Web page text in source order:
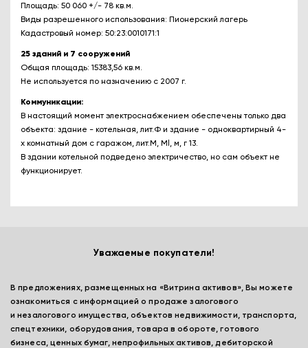
Площадь: 50 060 +/- 78 кв.м.
Виды разрешенного использования: Пионерский лагерь
Кадастровый номер: 50:23:0010171:1
25 зданий и 7 сооружений
Общая площадь: 15383,56 кв.м.
Не используется по назначению с 2007 г.
Коммуникации:
В настоящий момент электроснабжением обеспечены только два
объекта: здание - котельная, лит.Ф и здание - одноквартирный 4-
х комнатный дом с гаражом, лит.М, Ml, м, г 13.
В здании котельной подведено электричество, но сам объект не
функционирует.
Уважаемые покупатели!
В предложениях, размещенных на «Витрина активов», Вы можете
ознакомиться с информацией о продаже залогового
и незалогового имущества, объектов недвижимости, транспорта,
спецтехники, оборудования, товара в обороте, готового
бизнеса, ценных бумаг, непрофильных активов, дебиторской